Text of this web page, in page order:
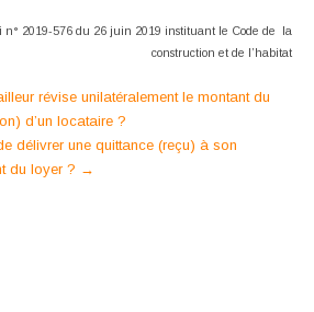
n° 2019-576 du 26 juin 2019 instituant le Code de la
construction et de l’habitat
révise unilatéralement le montant du
d’un locataire ?
délivrer une quittance (reçu) à son
du loyer ? →